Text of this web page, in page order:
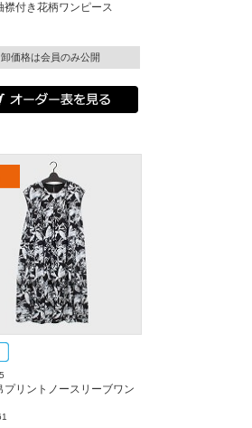
襟付き花柄ワンピース
卸価格は会員のみ公開
プリントノースリーブワン